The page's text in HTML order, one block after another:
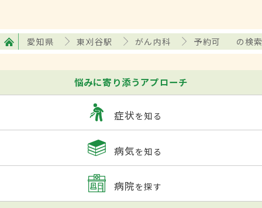
愛知県 東刈谷駅 がん内科 予約可 の検
悩みに寄り添うアプローチ
症状を知る
病気を知る
病院を探す